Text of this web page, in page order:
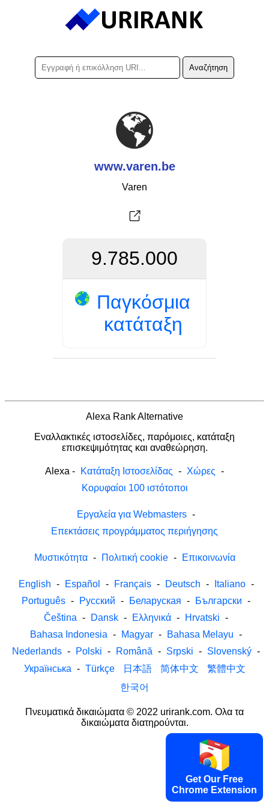
www.varen.be
Varen
9.785.000
Παγκόσμια
κατάταξη
Alexa Rank Alternative
Εναλλακτικές ιστοσελίδες, παρόμοιες, κατάταξη
επισκεψιμότητας και αναθεώρηση.
Alexa - Κατάταξη Ιστοσελίδας - Χώρες -
Κορυφαίοι 100 ιστότοποι
Εργαλεία για Webmasters -
Επεκτάσεις προγράμματος περιήγησης
Μυστικότητα - Πολιτική cookie - Επικοινωνία
English - Español - Français - Deutsch - Italiano -
Português - Русский - Беларуская - Български -
Čeština - Dansk - Ελληνικά - Hrvatski -
Bahasa Indonesia - Magyar - Bahasa Melayu -
Nederlands - Polski - Română - Srpski - Slovenský -
Українська - Türkçe 日本語 简体中文
繁體中文
한국어
Πνευματικά δικαιώματα © 2022 urirank.com. Ολα τα
δικαιώματα διατηρούνται.
Get Our Free
Chrome Extension